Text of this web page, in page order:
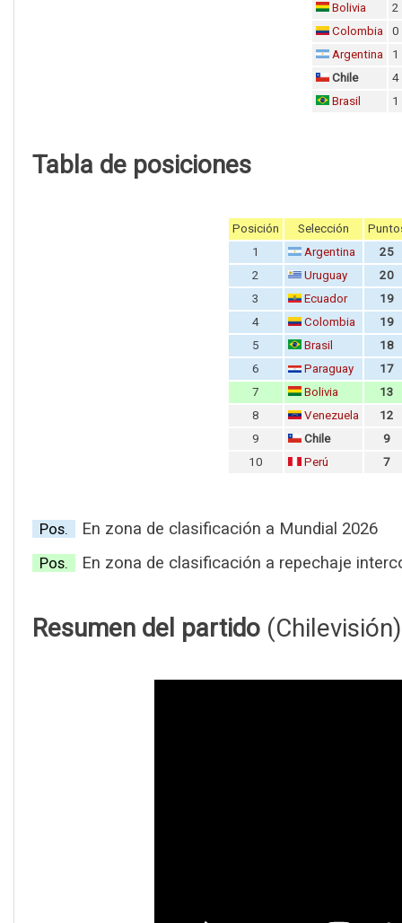
Bolivia
2
Colombia
0
Argentina
1
Chile
4
Brasil
1
Tabla de posiciones
Posición Selección
1
Argentina
25
2
Uruguay
20
3
Ecuador
19
4
Colombia 19
5
Brasil
18
6
Paraguay
17
7
Bolivia
13
8
Venezuela
12
9
Chile
9
10
Perú 7
Pos. En zona de clasificación a Mundial 2026
Pos. En zona de clasificación a repechaje
Resumen del partido (Chilevisión)